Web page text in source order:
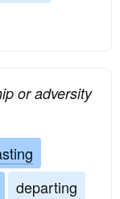
or adversity
departing